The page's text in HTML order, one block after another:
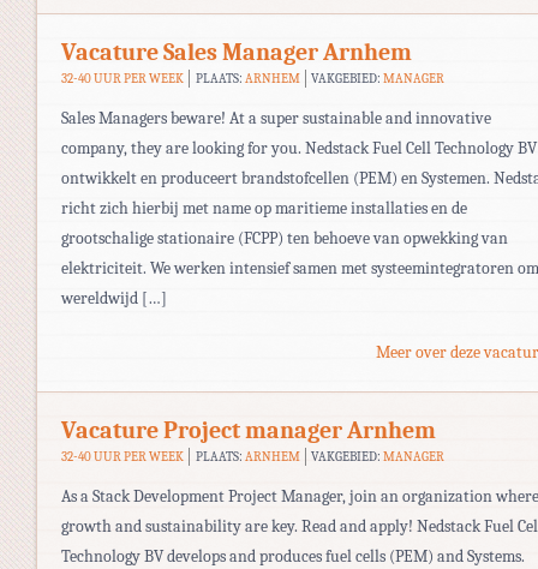
Vacature Sales Manager Arnhem
32-40 UUR PER WEEK PLAATS: ARNHEM VAKGEBIED:MANAGER
Sales Managers beware! At a super sustainable and innovative
company, they are looking for you. Nedstack Fuel Cell Technology BV
ontwikkelt en produceert brandstofcellen (PEM) en Systemen.
richt zich hierbij met name op maritieme installaties en de
grootschalige stationaire (FCPP) ten behoeve van opwekking van
elektriciteit. We werken intensief samen met systeemintegratoren om
wereldwijd […]
Meer over deze
Vacature Project manager Arnhem
32-40 UUR PER WEEK PLAATS: ARNHEM VAKGEBIED:MANAGER
As a Stack Development Project Manager, join an organization where
growth and sustainability are key. Read and apply! Nedstack Fuel
Technology BV develops and produces fuel cells (PEM) and Systems.